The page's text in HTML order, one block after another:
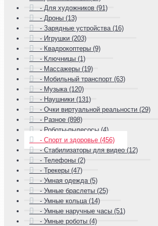
- Для художников (91)
- Дроны (13)
- Зарядные устройства (16)
- Игрушки (203)
- Квадрокоптеры (9)
- Ключницы (1)
- Массажеры (19)
- Мобильный транспорт (63)
- Музыка (120)
- Наушники (131)
- Очки виртуальной реальности (29)
- Разное (898)
- Роботы-пылесосы (4)
- Спорт и здоровье (456)
- Стабилизаторы для видео (12)
- Телефоны (2)
- Трекеры (47)
- Умная одежда (5)
- Умные браслеты (25)
- Умные кольца (14)
- Умные наручные часы (51)
- Умные роботы (4)